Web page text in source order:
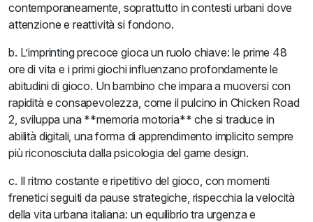
contemporaneamente, soprattutto in contesti urbani dove
attenzione e reattività si fondono.
b. L’imprinting precoce gioca un ruolo chiave: le prime 48
ore di vita e i primi giochi influenzano profondamente le
abitudini di gioco. Un bambino che impara a muoversi con
rapidità e consapevolezza, come il pulcino in Chicken Road
2, sviluppa una **memoria motoria** che si traduce in
abilità digitali, una forma di apprendimento implicito sempre
più riconosciuta dalla psicologia del game design.
c. Il ritmo costante e ripetitivo del gioco, con momenti
frenetici seguiti da pause strategiche, rispecchia la velocità
della vita urbana italiana: un equilibrio tra urgenza e